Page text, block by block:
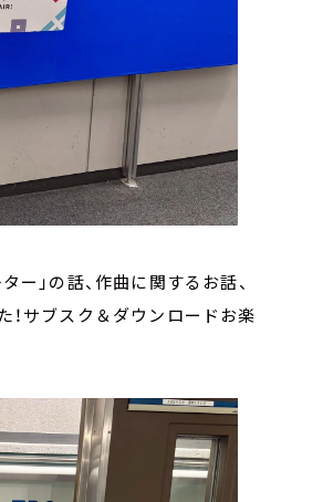
」の話、作曲に関するお話、
！サブスク＆ダウンロードお楽